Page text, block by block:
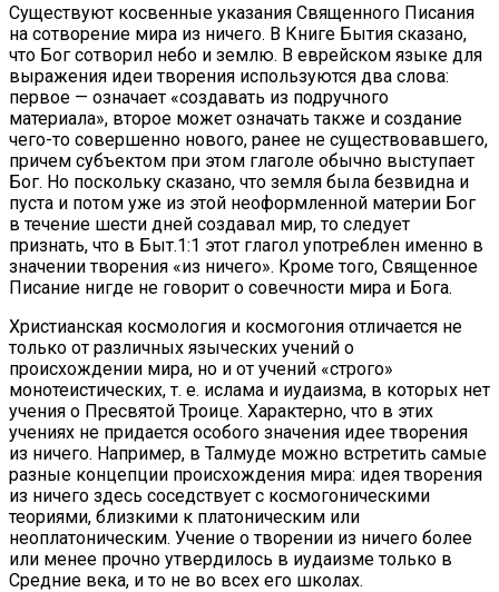
Существуют косвенные указания Священного Писания
на сотворение мира из ничего. В Книге Бытия сказано,
что Бог сотворил небо и землю. В еврейском языке для
выражения идеи творения используются два слова:
первое — означает «создавать из подручного
материала», второе может означать также и создание
чего-то совершенно нового, ранее не существовавшего,
причем субъектом при этом глаголе обычно выступает
Бог. Но поскольку сказано, что земля была безвидна и
пуста и потом уже из этой неоформленной материи Бог
в течение шести дней создавал мир, то следует
признать, что в Быт.1:1 этот глагол употреблен именно в
значении творения «из ничего». Кроме того, Священное
Писание нигде не говорит о совечности мира и Бога.
Христианская космология и космогония отличается не
только от различных языческих учений о
происхождении мира, но и от учений «строго»
монотеистических, т. е. ислама и иудаизма, в которых нет
учения о Пресвятой Троице. Характерно, что в этих
учениях не придается особого значения идее творения
из ничего. Например, в Талмуде можно встретить самые
разные концепции происхождения мира: идея творения
из ничего здесь соседствует с космогоническими
теориями, близкими к платоническим или
неоплатоническим. Учение о творении из ничего более
или менее прочно утвердилось в иудаизме только в
Средние века, и то не во всех его школах.